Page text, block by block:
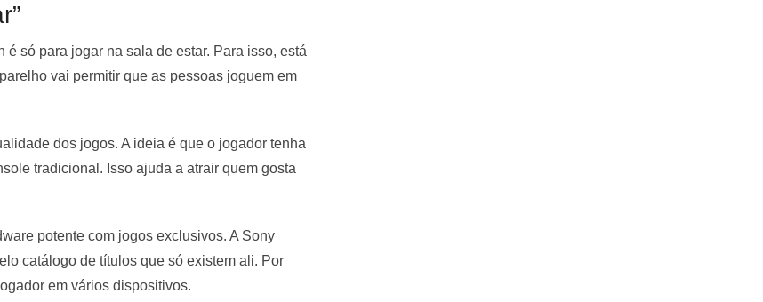
só para jogar na sala de estar. Para isso, está
vai permitir que as pessoas joguem em
dos jogos. A ideia é que o jogador tenha
tradicional. Isso ajuda a atrair quem gosta
potente com jogos exclusivos. A Sony
catálogo de títulos que só existem ali. Por
em vários dispositivos.